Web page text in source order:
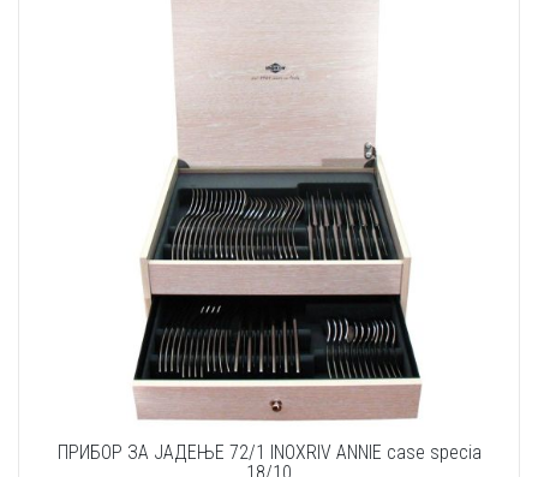
ПРИБОР ЗА ЈАДЕЊЕ 72/1 INOXRIV ANNIE case specia